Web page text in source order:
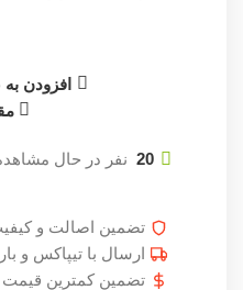
افزودن
20 نفر در حال
تضمین اصالت و
ارسال با تیپاکس و
تضمین کمترین قیمت